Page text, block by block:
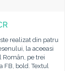
realizat din patru
la aceeasi
pe trei
FB, bold. Textul